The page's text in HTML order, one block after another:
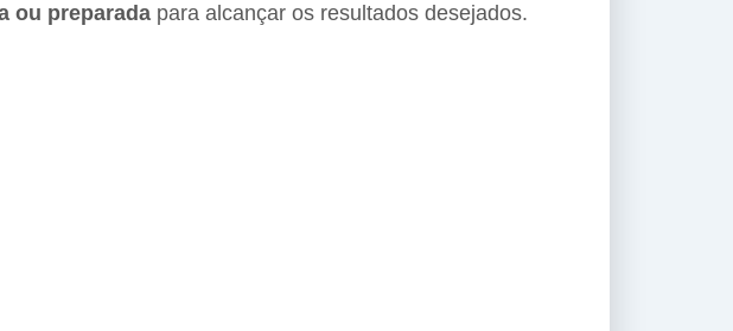
ou preparada para alcançar os resultados desejados.